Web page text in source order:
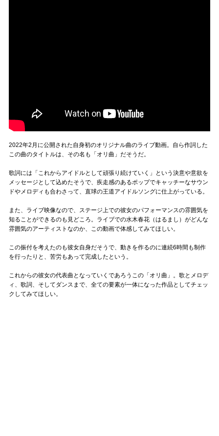
2022年2月に公開された自身初のオリジナル曲のライブ動画。自ら作詞した
この曲のタイトルは、その名も「オリ曲」だそうだ。
歌詞には「これからアイドルとして頑張り続けていく」という決意や意欲を
メッセージとして込めたそうで、疾走感のあるポップでキャッチーなサウン
ドやメロディも合わさって、直球の王道アイドルソングに仕上がっている。
また、ライブ映像なので、ステージ上での彼女のパフォーマンスの雰囲気を
知ることができるのも見どころ。ライブでの水木春花（はるまし）がどんな
雰囲気のアーティストなのか、この動画で体感してみてほしい。
この振付を考えたのも彼女自身だそうで、動きを作るのに連続6時間も制作
を行ったりと、苦労もあって完成したという。
これからの彼女の代表曲となっていくであろうこの「オリ曲」。歌とメロデ
ィ、歌詞、そしてダンスまで、全ての要素が一体になった作品としてチェッ
クしてみてほしい。